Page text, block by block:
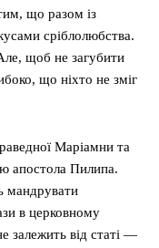
що разом із
сріблолюбства.
щоб не загубити
що ніхто не зміг
Маріамни та
апостола Пилипа.
мандрувати
в церковному
залежить від статі —